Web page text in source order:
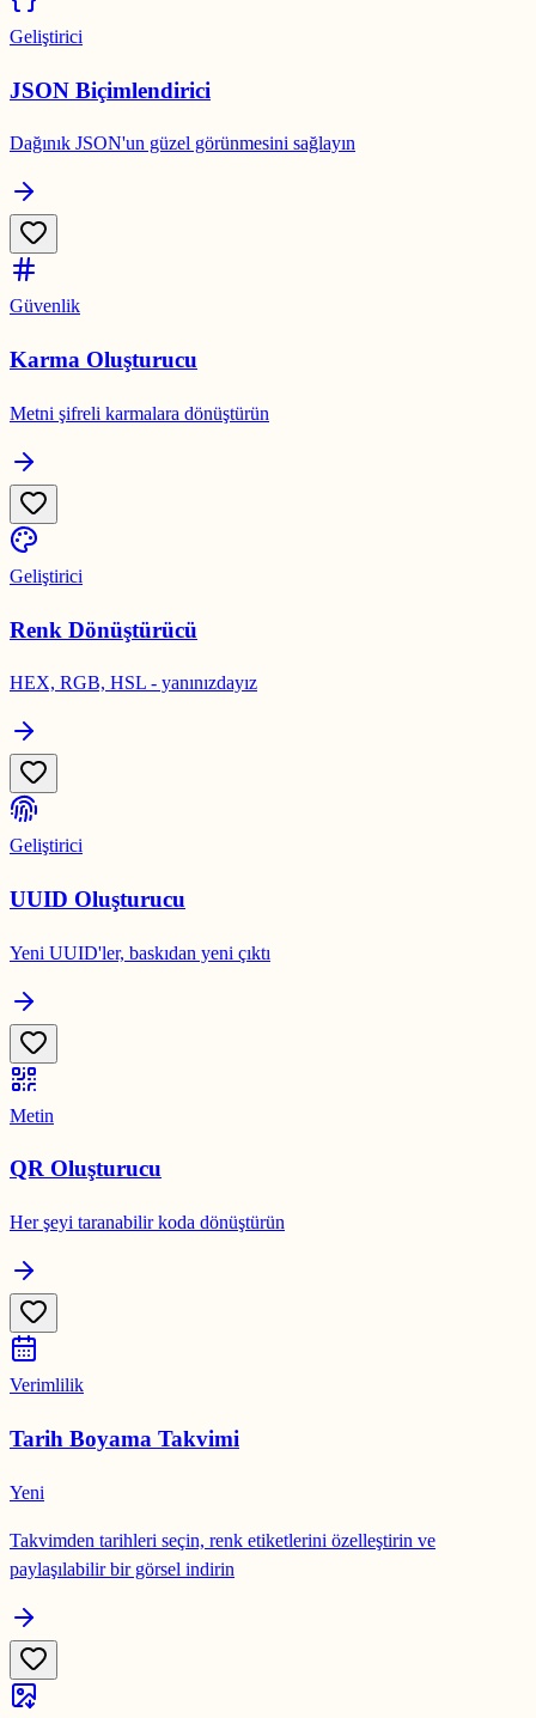
Geliştirici
JSON Biçimlendirici
Dağınık JSON'un güzel görünmesini sağlayın
Güvenlik
Karma Oluşturucu
Metni şifreli karmalara dönüştürün
Geliştirici
Renk Dönüştürücü
HEX, RGB, HSL - yanınızdayız
Geliştirici
UUID Oluşturucu
Yeni UUID'ler, baskıdan yeni çıktı
Metin
QR Oluşturucu
Her şeyi taranabilir koda dönüştürün
Verimlilik
Tarih Boyama Takvimi
Yeni
Takvimden tarihleri seçin, renk etiketlerini özelleştirin ve
paylaşılabilir bir görsel indirin